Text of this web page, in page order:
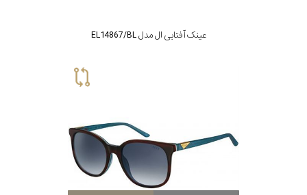
عینک آفتابی ال مدل EL14867/BL